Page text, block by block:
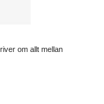
om allt mellan